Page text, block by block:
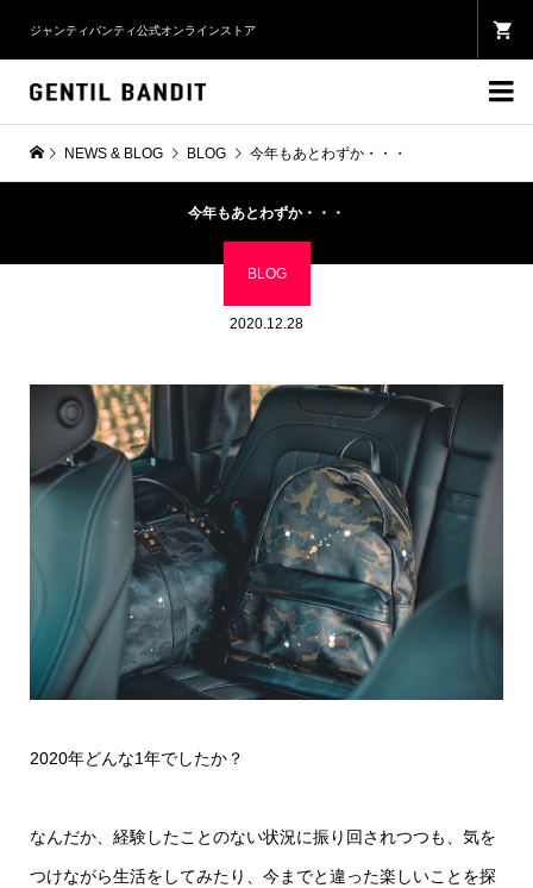
ジャンティバンティ公式オンラインストア

NEWS & BLOG BLOG 今年もあとわずか・・・
今年もあとわずか・・・
BLOG
2020.12.28
2020年どんな1年でしたか？
なんだか、経験したことのない状況に振り回されつつも、気を
つけながら生活をしてみたり、今までと違った楽しいことを探